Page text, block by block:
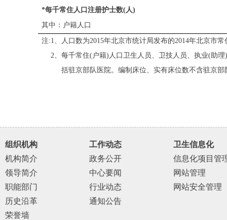
*每千常住人口注册护士数(人)
其中：户籍人口
注:1、人口数为2015年北京市统计局发布的2014年北京市常
2、每千常住(户籍) 人口卫生人员、卫技人员、执业(助理)
括驻京部队医院。编制床位、实有床位数不含驻京部
组织机构
机构简介
领导简介
职能部门
历史沿革
荣誉墙
工作动态
政务公开
中心要闻
行业动态
通知公告
卫生信息化
信息化项目管
网站管理
网站安全管理